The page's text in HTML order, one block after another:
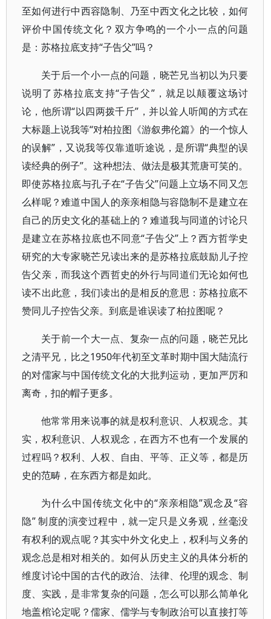
至如何进行中西容隐制、乃至中西文化之比较，如何
评价中国传统文化？双方争鸣的一个小一点的问题
是：苏格拉底支持“子告父”吗？
关于后一个小一点的问题，晓芒兄当初以为只要
说明了苏格拉底支持“子告父”，就足以颠覆这场讨
论，他所谓“以四两拨千斤”，并以耸人听闻的方式在
大标题上说我等“对柏拉图《游叙弗伦篇》的一个惊人
的误解”，又说我等仅靠道听途说，是所谓“典型的误
读经典的例子”。这种想法、做法是极其荒唐可笑的。
即使苏格拉底与孔子在“子告父”问题上立场不同又怎
么样呢？难道中国人的亲亲相隐与容隐制不是建立在
自己的历史文化的基础上的？难道我与同道的讨论只
是建立在苏格拉底也不同意“子告父”上？西方哲学史
研究的大专家晓芒兄读出来的是苏格拉底鼓励儿子控
告父亲，而我这个西哲史的外行与同道们无论如何也
读不出此意，我们读出的是相反的意思：苏格拉底不
赞同儿子控告父亲。到底是谁误读了柏拉图呢？
关于前一个大一点、复杂一点的问题，晓芒兄比
之清平兄，比之1950年代初至文革时期中国大陆流行
的对儒家与中国传统文化的大批判运动，更加严厉和
离奇，扣的帽子更多。
他常常用来说事的就是权利意识、人权观念。其
实，权利意识、人权观念，在西方不也有一个发展的
过程吗？权利、人权、自由、平等、正义等，都是历
史的范畴，在东西方都是如此。
为什么中国传统文化中的“亲亲相隐”观念及“容
隐” 制度的演变过程中，就一定只是义务观，丝毫没
有权利的观点呢？其实中外文化史上，权利与义务的
观念总是相对相关的。如何从历史主义的具体分析的
维度讨论中国的古代的政治、法律、伦理的观念、制
度、实践，是非常复杂的问题，怎么可以那么简单化
地盖棺论定呢？儒家、儒学与专制政治可以直接打等